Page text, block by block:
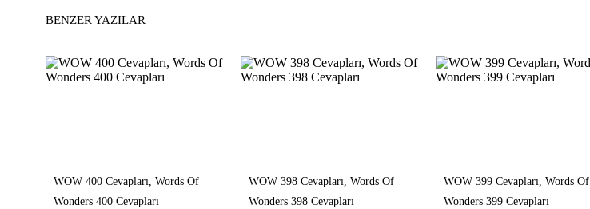
BENZER YAZILAR
WOW 400 Cevapları, Words Of
Wonders 400 Cevapları
WOW 398 Cevapları, Words Of
Wonders 398 Cevapları
WOW 399 Cevapları, Words Of
Wonders 399 Cevapları